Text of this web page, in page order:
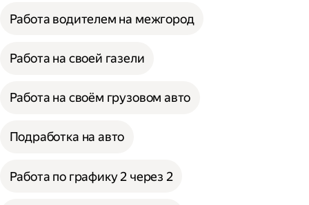
Работа водителем на межгород
Работа на своей газели
Работа на своём грузовом авто
Подработка на авто
Работа по графику 2 через 2